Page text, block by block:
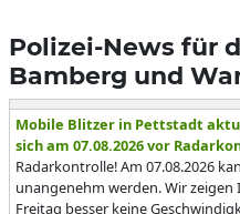
Polizei-News für
Bamberg und
Mobile Blitzer in Pettstadt
sich am 07.08.2026 vor
Radarkontrolle! Am 07.08.2026
unangenehm werden. Wir zeigen
Freitag besser keine